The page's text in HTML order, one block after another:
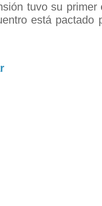
tuvo su
está pactado